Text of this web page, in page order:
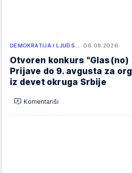
DEMOKRATIJA I LJUDS… 06.08.2026.
Otvoren konkurs "Glas(no)
Prijave do 9. avgusta za
iz devet okruga Srbije
Komentariši